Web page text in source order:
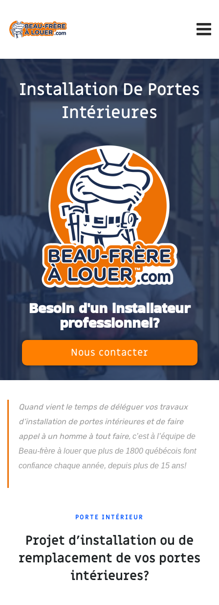
Installation De Portes
Intérieures
Besoin d'un installateur
professionnel?
Nous contacter
Quand vient le temps de déléguer vos travaux
d’installation de portes intérieures et de faire
appel à un homme à tout faire, c’est à l’équipe de
Beau-frère à louer que plus de 1800 québécois font
confiance chaque année, depuis plus de 15 ans!
PORTE INTÉRIEUR
Projet d'installation ou de
remplacement de vos portes
intérieures?